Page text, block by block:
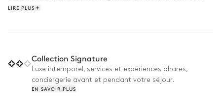
gamme de Courchevel. Le Chalet est idéalement situé au
dans les paysages et ajoute à sa nature grandiose une
touche d’architecture traditionnelle. Un panorama qui
s’admire sans réserve depuis les larges baies vitrées de la
propriété, ou depuis les balcons qui entourent le chalet,
LIRE PLUS
Collection Signature
Luxe intemporel, services et expériences phares,
conciergerie avant et pendant votre séjour.
EN SAVOIR PLUS